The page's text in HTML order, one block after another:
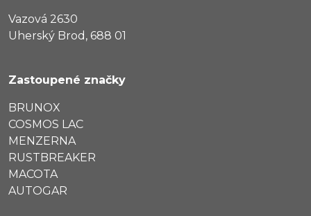
Vazová 2630
Uherský Brod, 688 01
Zastoupené značky
BRUNOX
COSMOS LAC
MENZERNA
RUSTBREAKER
MACOTA
AUTOGAR